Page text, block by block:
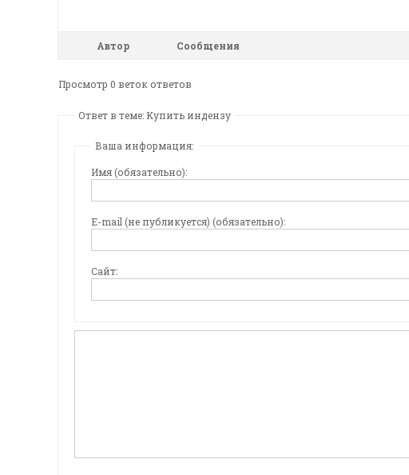
Автор Сообщения
Просмотр 0 веток ответов
Ответ в теме: Kупить индензу
Ваша информация:
Имя (обязательно):
E-mail (не публикуется) (обязательно):
Сайт: